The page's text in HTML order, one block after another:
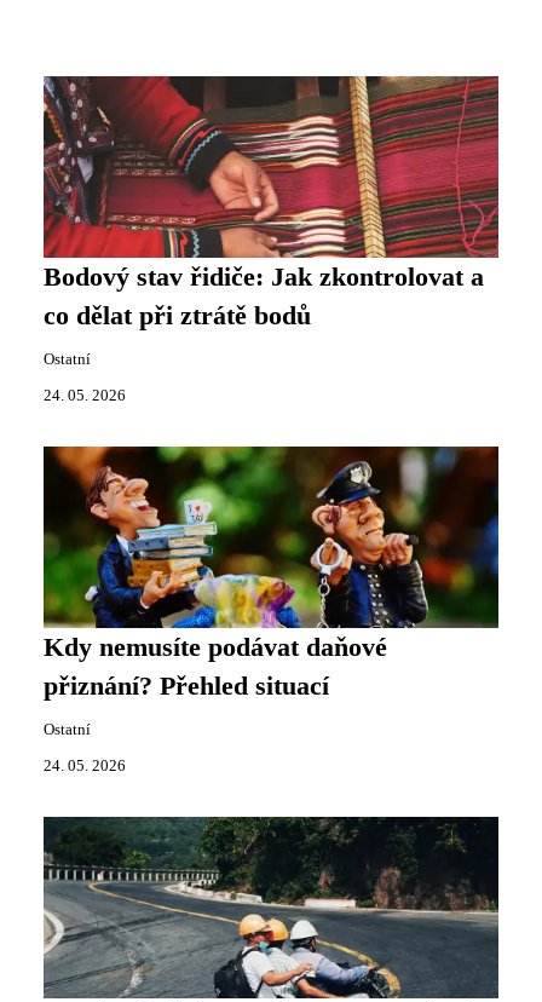
Bodový stav řidiče: Jak zkontrolovat a
co dělat při ztrátě bodů
Ostatní
24. 05. 2026
Kdy nemusíte podávat daňové
přiznání? Přehled situací
Ostatní
24. 05. 2026